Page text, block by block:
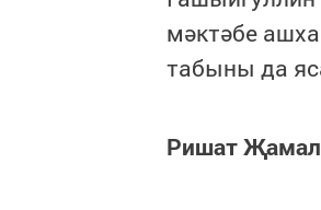
мәктәбе
табыны да
Ришат